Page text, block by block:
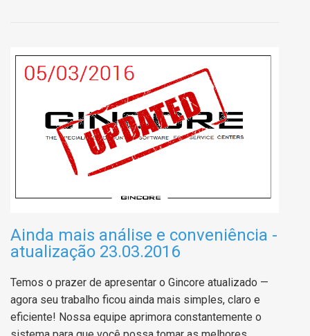
Ainda mais análise e conveniência -
atualização 23.03.2016
Temos o prazer de apresentar o Gincore atualizado —
agora seu trabalho ficou ainda mais simples, claro e
eficiente! Nossa equipe aprimora constantemente o